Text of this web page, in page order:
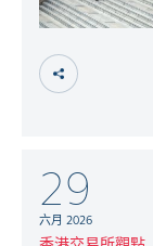
29
六月 2026